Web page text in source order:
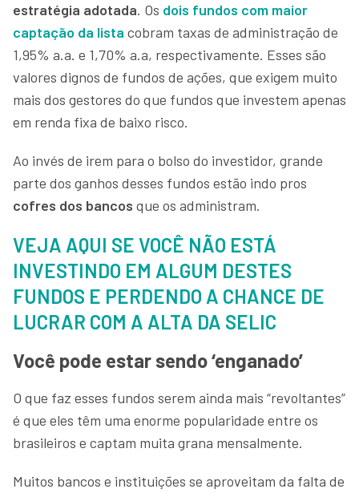
estratégia adotada. Os dois fundos com maior
captação da lista cobram taxas de administração de
1,95% a.a. e 1,70% a.a, respectivamente. Esses são
valores dignos de fundos de ações, que exigem muito
mais dos gestores do que fundos que investem apenas
em renda fixa de baixo risco.
Ao invés de irem para o bolso do investidor, grande
parte dos ganhos desses fundos estão indo pros
cofres dos bancos que os administram.
VEJA AQUI SE VOCÊ NÃO ESTÁ
INVESTINDO EM ALGUM DESTES
FUNDOS E PERDENDO A CHANCE DE
LUCRAR COM A ALTA DA SELIC
Você pode estar sendo ‘enganado’
O que faz esses fundos serem ainda mais “revoltantes”
é que eles têm uma enorme popularidade entre os
brasileiros e captam muita grana mensalmente.
Muitos bancos e instituições se aproveitam da falta de